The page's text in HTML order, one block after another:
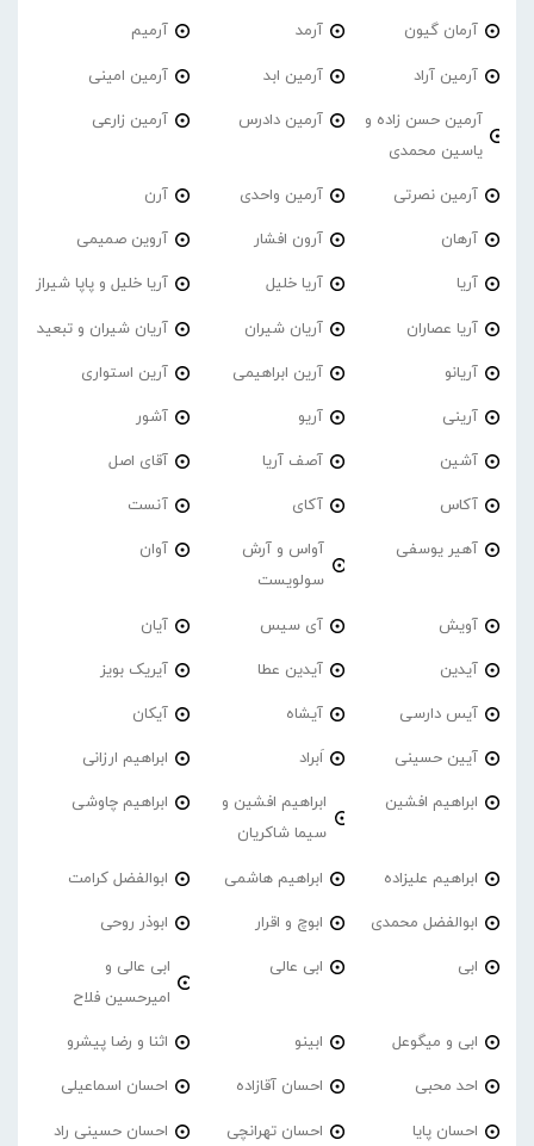
آرمان گیون آرمد آرمیم
آرمین آراد آرمین ابد آرمین امینی
آرمین حسن زاده و
یاسین محمدی
آرمین دادرس آرمین زارعی
آرمین نصرتی آرمین واحدی آرن
آرهان آرون افشار آروین صمیمی
آریا آریا خلیل آریا خلیل و پاپا شیراز
آریا عصاران آریان شیران آریان شیران و تبعید
آریانو آرین ابراهیمی آرین استواری
آرینی آریو آشور
آشین آصف آریا آقای اصل
آکاس آکای آنست
آهیر یوسفی
آواس و آرش
سولویست
آوان
آویش آی سیس آیان
آیدین آیدین عطا آیریک بویز
آیس دارسی آیشاه آیکان
آیین حسینی اَبراد ابراهیم ارزانی
ابراهیم افشین
ابراهیم افشین و
سیما شاکریان
ابراهیم چاوشی
ابراهیم علیزاده ابراهیم هاشمی ابوالفضل کرامت
ابوالفضل محمدی ابوچ و اقرار ابوذر روحی
ابی ابی عالی
ابی عالی و
امیرحسین فلاح
ابی و میگوعل ابینو اثنا و رضا پیشرو
احد محبی احسان آقازاده احسان اسماعیلی
احسان پایا احسان تهرانچی احسان حسینی راد